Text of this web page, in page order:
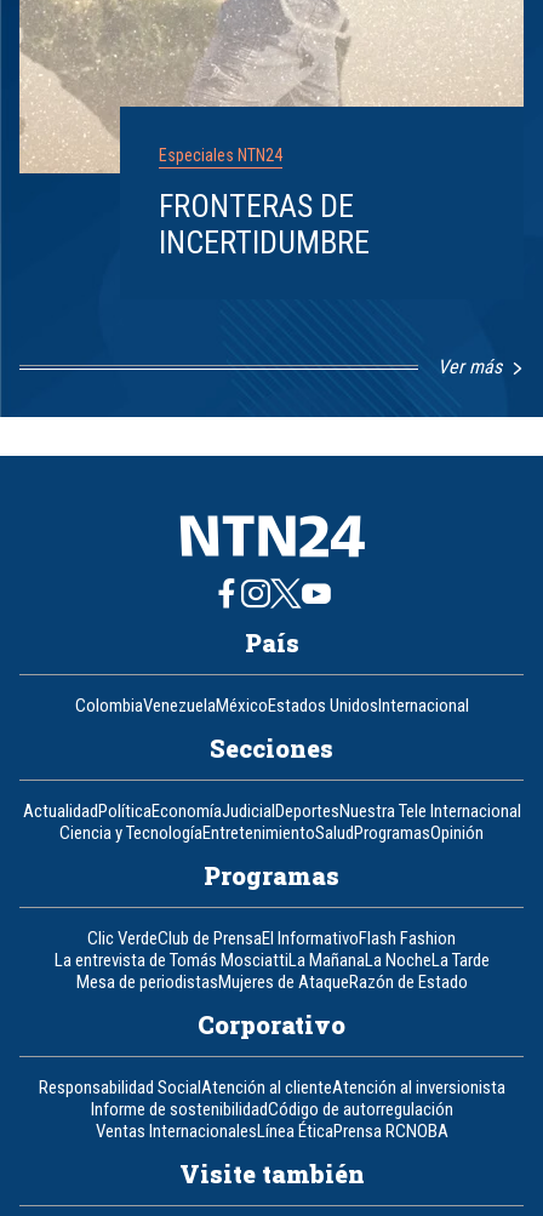
Especiales NTN24
FRONTERAS DE
INCERTIDUMBRE
Ver más
1
8
País
ColombiaVenezuelaMéxicoEstados UnidosInternacional
Secciones
ActualidadPolíticaEconomíaJudicialDeportesNuestra Tele Internacional
Ciencia y TecnologíaEntretenimientoSaludProgramasOpinión
Programas
Clic VerdeClub de PrensaEl InformativoFlash Fashion
La entrevista de Tomás MosciattiLa MañanaLa NocheLa Tarde
Mesa de periodistasMujeres de AtaqueRazón de Estado
Corporativo
Responsabilidad SocialAtención al clienteAtención al inversionista
Informe de sostenibilidadCódigo de autorregulación
Ventas InternacionalesLínea ÉticaPrensa RCNOBA
Visite también